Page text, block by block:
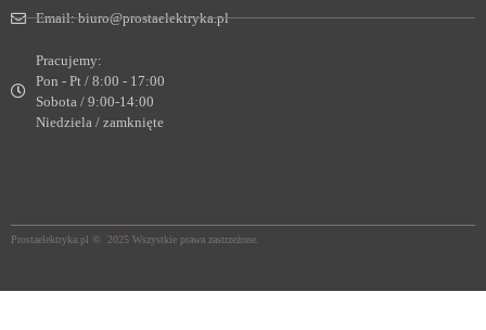
Email:biuro@prostaelektryka.pl
Pracujemy:
Pon - Pt / 8:00 - 17:00
Sobota / 9:00-14:00
Niedziela / zamknięte
Prostaelektryka.pl © 2025 Wszystkie prawa zastrzeżone.